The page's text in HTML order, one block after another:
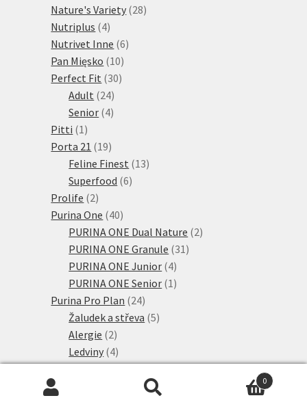
Nature's Variety 2828
Nutriplus 44
produkty
Nutrivet Inne 66
Pan Mięsko 1010
produktů
Perfect Fit 3030
Adult 2424
produktů
Senior 44
Pitti 1 1
produkt
Porta 21 1919
produktů
Feline Finest 1313
Superfood 66
Prolife 22
produkty
Purina One 4040
produktů
PURINA ONE Dual Nature 22
PURINA ONE Granule 31 31
PURINA ONE Junior 44
produkty
PURINA ONE Senior 1 1
Purina Pro Plan 2424
produktů
Žaludek a střeva 55
Alergie 22
produkty
Ledviny 44
produkty
Močové cesty 77
produktů
Nadváha a diabetes 0